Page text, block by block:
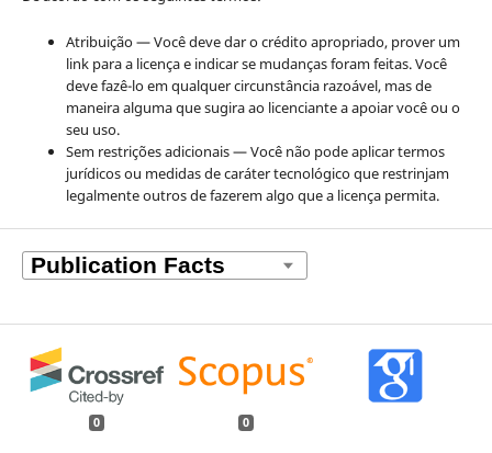
Atribuição — Você deve dar o crédito apropriado, prover um
link para a licença e indicar se mudanças foram feitas. Você
deve fazê-lo em qualquer circunstância razoável, mas de
maneira alguma que sugira ao licenciante a apoiar você ou o
seu uso.
Sem restrições adicionais — Você não pode aplicar termos
jurídicos ou medidas de caráter tecnológico que restrinjam
legalmente outros de fazerem algo que a licença permita.
0 0